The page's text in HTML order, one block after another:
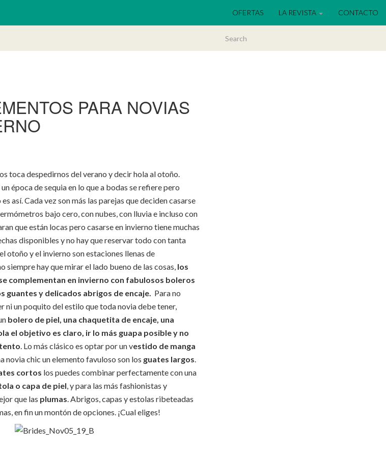
OFERTAS LA REVISTA CONTACTO
PARA NOVIAS
toca despedirnos del verano y decir hola al otoño.
época de sequia en lo que a bodas se refiere pero
así. Cada vez son más las parejas que deciden casarse
bajo cero, con nubes, con lluvia e incluso con
que están locas pero casarse en invierno tiene muchas
disponibles y no hay que reservar todo con tanta
otoño y el invierno son estaciones llenas de
siempre hay que mirar el lado bueno de las cosas, los
complementan en invierno con fabulosos boleros
guantes y delicados abrigos de encaje. Para no
ni un poquito del estilo que toda novia debe tener,
bolero de piel, una chaquetita de encaje, una
el objetivo es claro, ir lo más guapa posible y no
. Lo más clásico es optar por un vestido de manga
novia chic un elemento favuloso son los guates largos.
cortos los puedes combinar perfectamente con una
o capa de piel, y para las más fashionistas y
que las plumas. Abrigos, capas y estolas ribeteadas
en fin un montón de opciones. ¡Cual eliges!